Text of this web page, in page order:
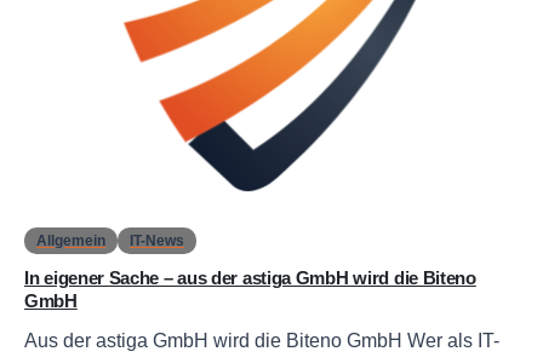
Allgemein IT-News
In eigener Sache – aus der astiga GmbH wird die Biteno
GmbH
Aus der astiga GmbH wird die Biteno GmbH Wer als IT-